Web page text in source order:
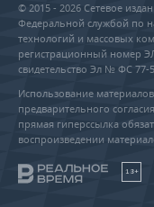
© 2015 - 2026 Сетевое
Федеральной службой по
технологий и массовых
регистрационный номер
свидетельство Эл № ФС 77-
Использование
предварительного
прямая гиперссылка
воспроизведении
18+